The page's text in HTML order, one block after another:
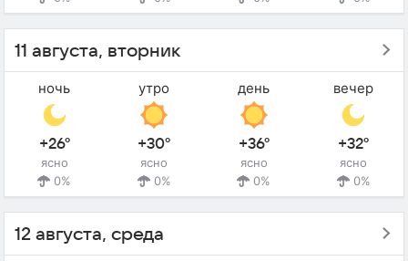
11 августа, вторник
ночь
+26°
ясно
0%
утро
+30°
ясно
0%
день
+36°
ясно
0%
вечер
+32°
ясно
0%
12 августа, среда